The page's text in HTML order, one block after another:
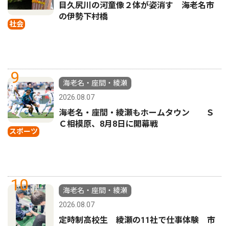
社会
目久尻川の河童像２体が姿消す 海老名市
の伊勢下村橋
9
スポーツ
海老名・座間・綾瀬
2026.08.07
海老名・座間・綾瀬もホームタウン Ｓ
Ｃ相模原、8月8日に開幕戦
10
海老名・座間・綾瀬
2026.08.07
定時制高校生 綾瀬の11社で仕事体験 市